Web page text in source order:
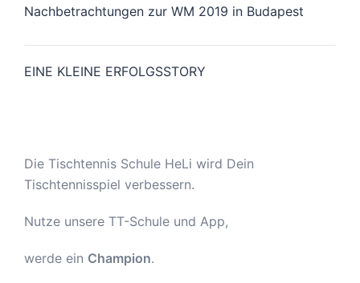
Nachbetrachtungen zur WM 2019 in Budapest
EINE KLEINE ERFOLGSSTORY
Die Tischtennis Schule HeLi wird Dein
Tischtennisspiel verbessern.
Nutze unsere TT-Schule und App,
werde ein Champion.